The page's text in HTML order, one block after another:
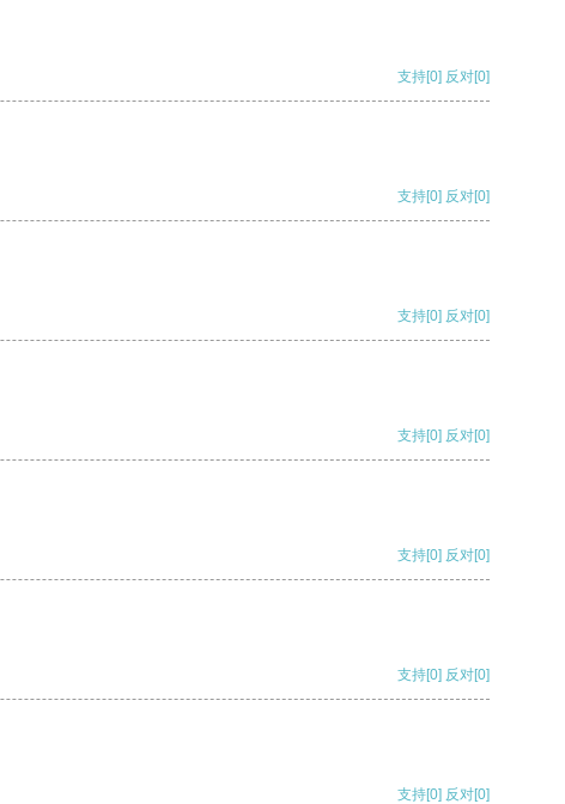
支持[0] 反对[0]
支持[0] 反对[0]
支持[0] 反对[0]
支持[0] 反对[0]
支持[0] 反对[0]
支持[0] 反对[0]
支持[0] 反对[0]